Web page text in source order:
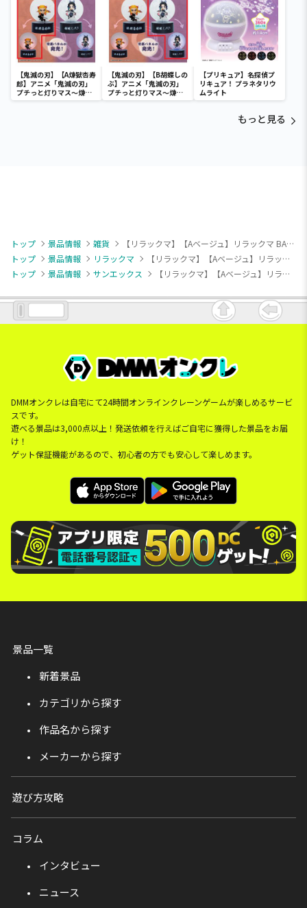
【鬼滅の刃】【A煉獄杏寿
郎】アニメ「鬼滅の刃」
プチっと灯りマス～煉獄
杏寿郎・胡蝶しのぶ～
【鬼滅の刃】【B胡蝶しの
ぶ】アニメ「鬼滅の刃」
プチっと灯りマス～煉獄
杏寿郎・胡蝶しのぶ～
【プリキュア】名探偵プ
リキュア！ プラネタリウ
ムライト
もっと見る
トップ 景品情報 雑貨
【リラックマ】【Aベージュ】リラックマ BASIC RILAKKUMA ビッグ保冷バッグ
トップ
景品情報 リラックマ
【リラックマ】【Aベージュ】リラックマ BASIC RILAKKUMA ビッグ保冷バッグ
トップ
景品情報 サンエックス 【リラックマ】【Aベージュ】リラックマ BASIC RILAKKUMA ビッグ保冷バッグ
DMMオンクレは自宅にて24時間オンラインクレーンゲームが楽しめるサービ
スです。
遊べる景品は3,000点以上！発送依頼を行えばご自宅に獲得した景品をお届
け！
ゲット保証機能があるので、初心者の方でも安心して楽しめます。
景品一覧
新着景品
カテゴリから探す
作品名から探す
メーカーから探す
遊び方攻略
コラム
インタビュー
ニュース